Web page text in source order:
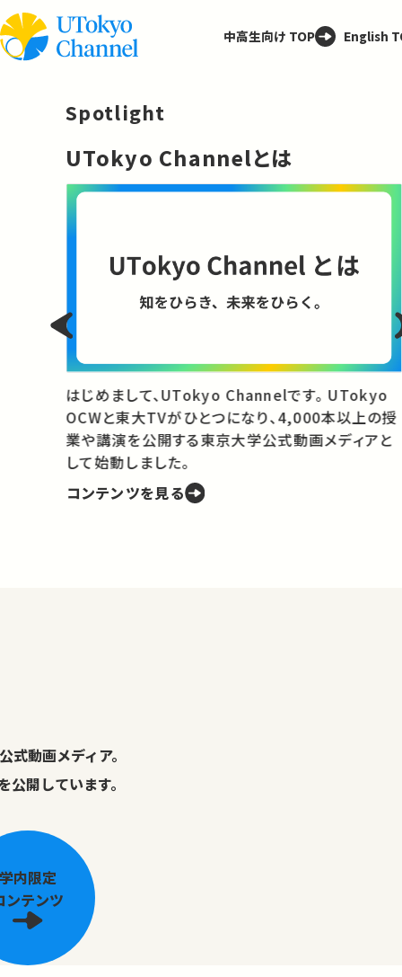
中高生向け TOP English
Spotlight
UTokyo Channelとは
はじめまして、UTokyo Channelです。 UTokyo
OCWと東大TVがひとつになり、4,000本以上の授
業や講演を公開する東京大学公式動画メディアと
して始動しました。
コンテンツを見る
式動画メディア。
開しています。
学内限定
ンテンツ